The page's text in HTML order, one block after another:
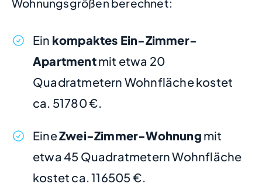
Ein kompaktes Ein-Zimmer-
Apartmentmit etwa 20
Quadratmetern Wohnfläche kostet
ca. 51780 €.
EineZwei-Zimmer-Wohnung mit
etwa 45 Quadratmetern Wohnfläche
kostet ca. 116505 €.